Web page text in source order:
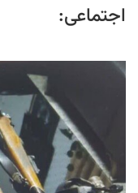
اجتماعی: